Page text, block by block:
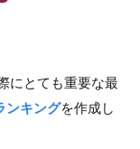
にとても重要な最
ンキングを作成し